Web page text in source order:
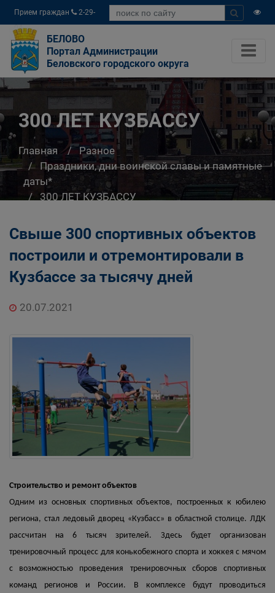
Прием граждан
2-29-
04
БЕЛОВО
Портал Администрации
Беловского городского округа
300 ЛЕТ КУЗБАССУ
Главная
Разное
Праздники, дни воинской славы и памятные
даты*
300 ЛЕТ КУЗБАССУ
Свыше 300 спортивных объектов
построили и отремонтировали в
Кузбассе за тысячу дней
20.07.2021
Строительство и ремонт объектов
Одним из основных спортивных объектов, построенных к юбилею
региона, стал ледовый дворец «Кузбасс» в областной столице. ЛДК
рассчитан на 6 тысяч зрителей. Здесь будет организован
тренировочный процесс для конькобежного спорта и хоккея с мячом
с возможностью проведения тренировочных сборов спортивных
команд регионов и России. В комплексе будут проводиться